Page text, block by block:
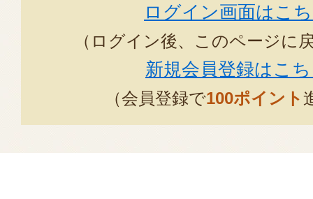
ログイン画面はこ
（ログイン後、このページに
新規会員登録はこ
（会員登録で100ポイント